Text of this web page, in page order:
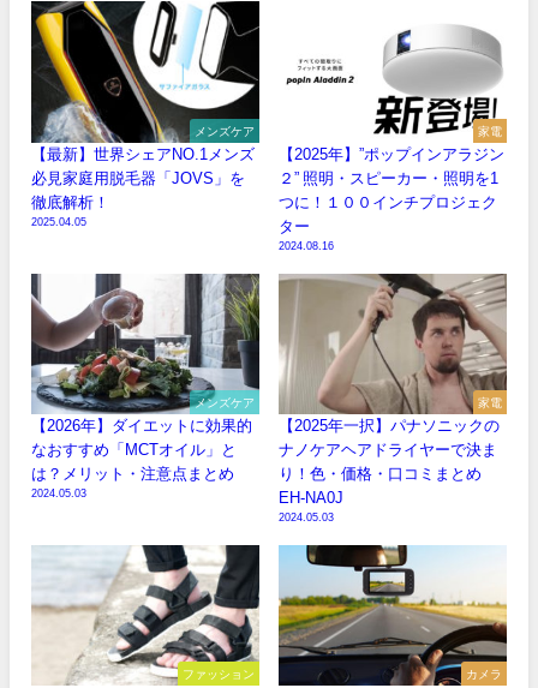
メンズケア
【最新】世界シェアNO.1メンズ
必見家庭用脱毛器「JOVS」を
徹底解析！
2025.04.05
家電
【2025年】”ポップインアラジン
２” 照明・スピーカー・照明を1
つに！１００インチプロジェク
ター
2024.08.16
メンズケア
【2026年】ダイエットに効果的
なおすすめ「MCTオイル」と
は？メリット・注意点まとめ
2024.05.03
家電
【2025年一択】パナソニックの
ナノケアヘアドライヤーで決ま
り！色・価格・口コミまとめ
EH-NA0J
2024.05.03
ファッション カメラ